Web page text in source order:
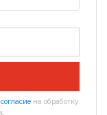
согласие на обработку